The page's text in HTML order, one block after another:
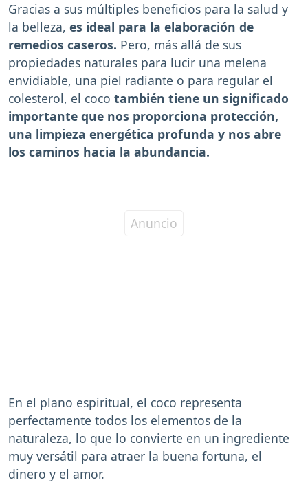
Gracias a sus múltiples beneficios para la salud y
la belleza, es ideal para la elaboración de
remedios caseros. Pero, más allá de sus
propiedades naturales para lucir una melena
envidiable, una piel radiante o para regular el
colesterol, el coco también tiene un significado
importante que nos proporciona protección,
una limpieza energética profunda y nos abre
los caminos hacia la abundancia.
En el plano espiritual, el coco representa
perfectamente todos los elementos de la
naturaleza, lo que lo convierte en un ingrediente
muy versátil para atraer la buena fortuna, el
dinero y el amor.